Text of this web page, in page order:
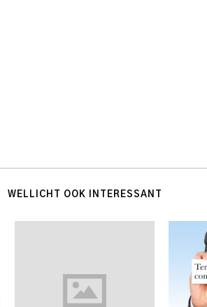
WELLICHT OOK INTERESSANT